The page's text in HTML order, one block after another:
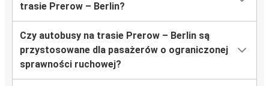
trasie Prerow – Berlin?
Czy autobusy na trasie Prerow – Berlin są
przystosowane dla pasażerów o ograniczonej
sprawności ruchowej?